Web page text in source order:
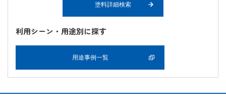
塗料詳細検索
利用シーン・用途別に探す
用途事例一覧